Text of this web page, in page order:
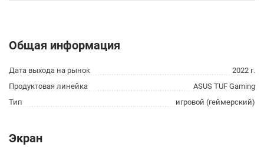
Общая информация
Дата выхода на рынок
2022 г.
Продуктовая линейка
ASUS TUF Gaming
Тип
игровой (геймерский)
Экран